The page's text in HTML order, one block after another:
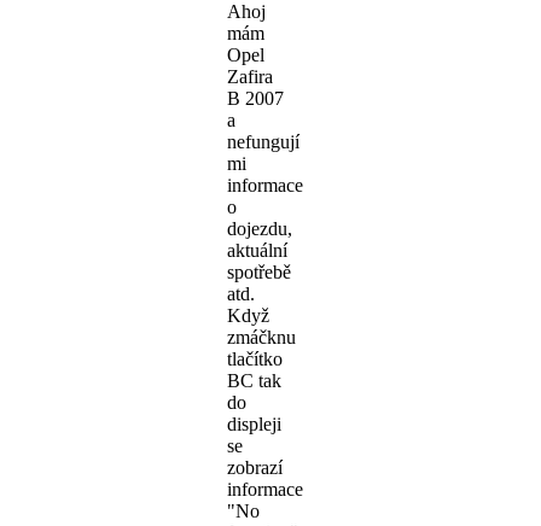
Ahoj
mám
Opel
Zafira
B 2007
a
nefungují
mi
informace
o
dojezdu,
aktuální
spotřebě
atd.
Když
zmáčknu
tlačítko
BC tak
do
displeji
se
zobrazí
informace
"No